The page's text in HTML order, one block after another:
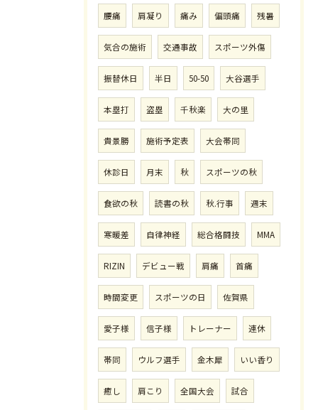
腰痛 肩凝り 痛み 偏頭痛 残暑
気合の施術 交通事故 スポーツ外傷
振替休日 半日 50-50 大谷選手
本塁打 盗塁 千秋楽 大の里
貴景勝 施術予定表 大会帯同
休診日 月末 秋 スポーツの秋
食欲の秋 読書の秋 秋.行事 週末
寒暖差 自律神経 総合格闘技 MMA
RIZIN デビュー戦 肩痛 首痛
時間変更 スポーツの日 佐賀県
愛子様 信子様 トレーナー 連休
帯同 ウルフ選手 金木犀 いい香り
癒し 肩こり 全国大会 試合